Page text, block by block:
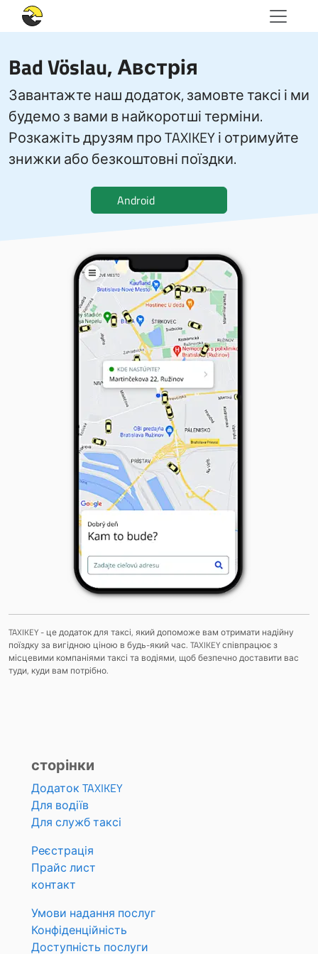
Bad Vöslau, Австрія
Завантажте наш додаток, замовте таксі і ми
будемо з вами в найкоротші терміни.
Розкажіть друзям про TAXIKEY і отримуйте
знижки або безкоштовні поїздки.
Android
TAXIKEY - це додаток для таксі, який допоможе вам отримати надійну
поїздку за вигідною ціною в будь-який час. TAXIKEY співпрацює з
місцевими компаніями таксі та водіями, щоб безпечно доставити вас
туди, куди вам потрібно.
сторінки
Додаток TAXIKEY
Для водіїв
Для служб таксі
Реєстрація
Прайс лист
контакт
Умови надання послуг
Конфіденційність
Доступність послуги